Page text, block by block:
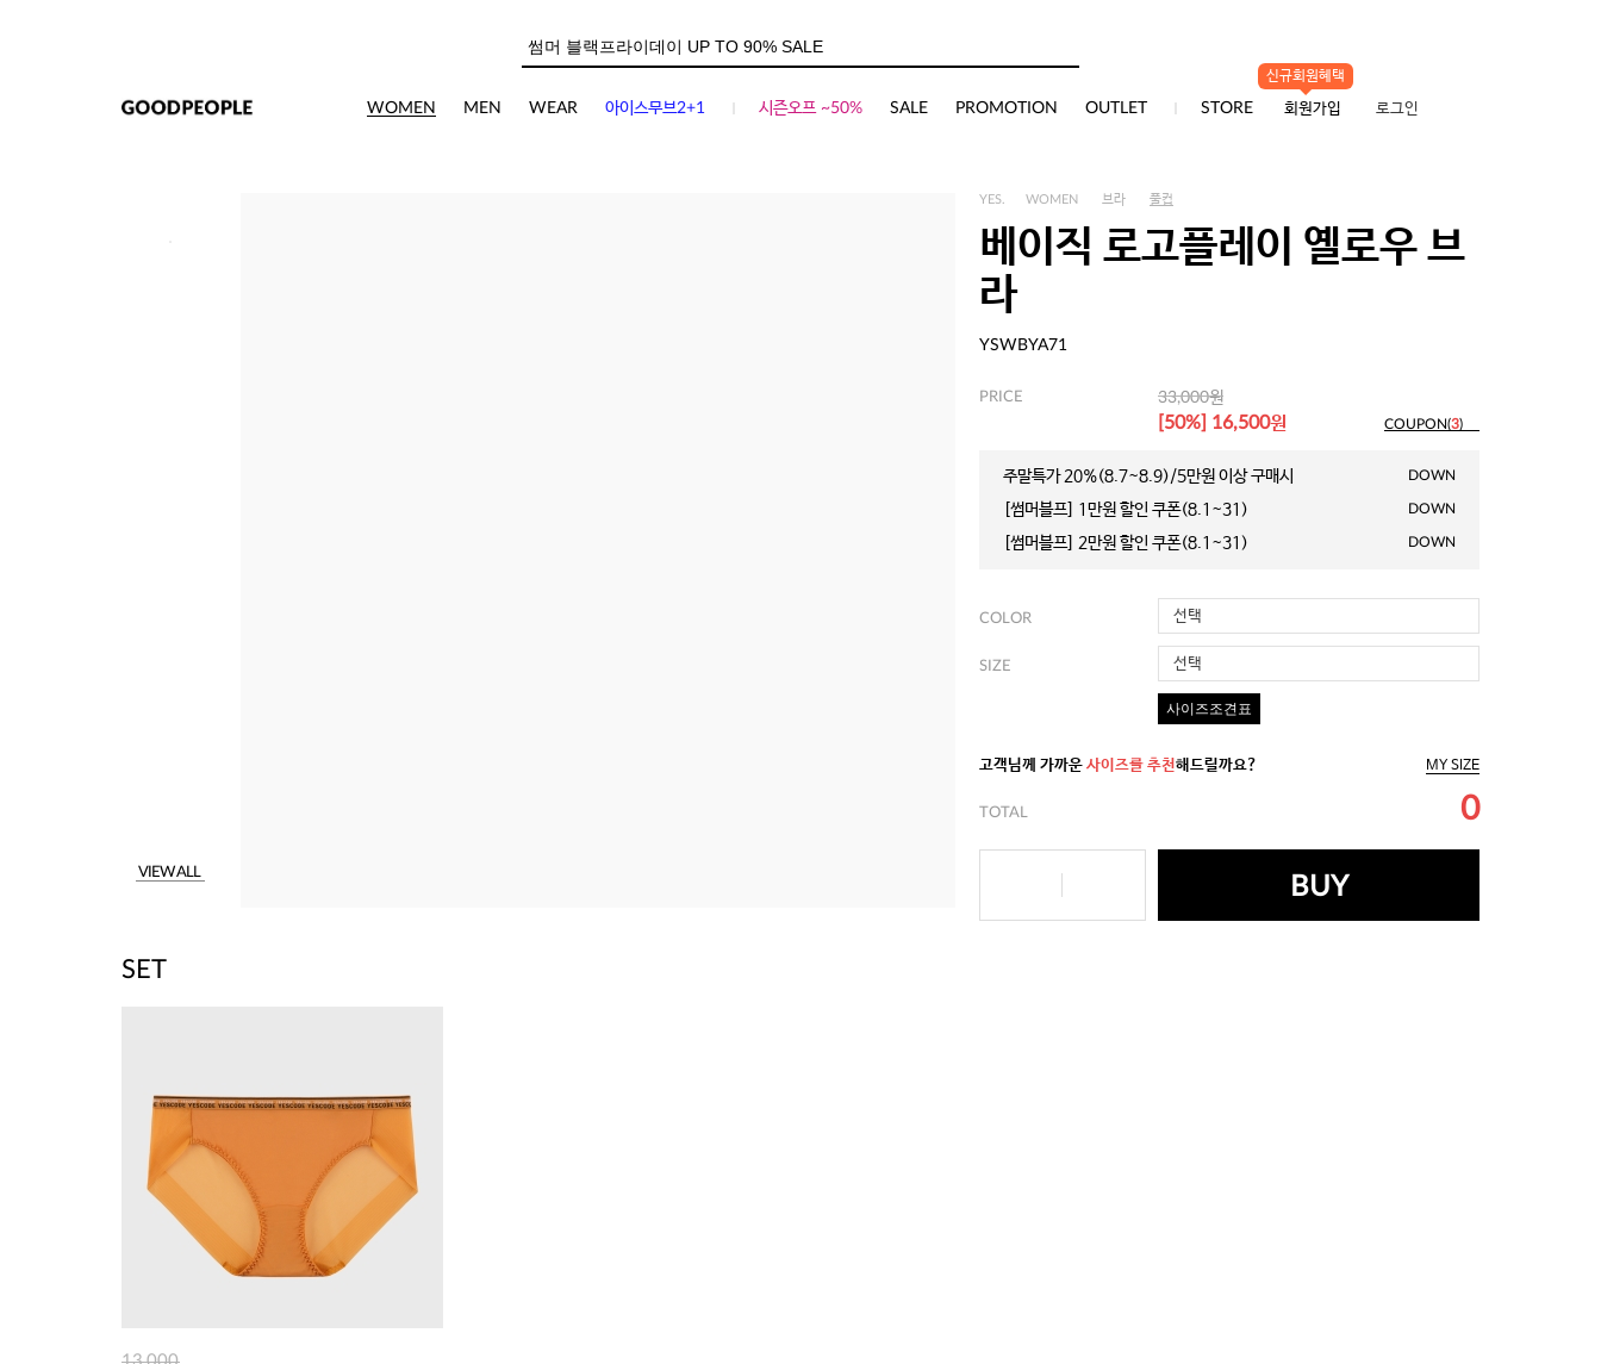
WOMEN MEN WEAR 아이스무브2+1 시즌오프 ~50% SALE PROMOTION OUTLET STORE
신규회원혜택
회원가입 로그인
VIEW ALL
YES. WOMEN 브라 풀컵
베이직 로고플레이 옐로우 브
라
YSWBYA71
PRICE 33,000원
[50%] 16,500원 COUPON(3)
주말특가 20%(8.7~8.9)/5만원 이상 구매시 DOWN
[썸머블프] 1만원 할인 쿠폰(8.1~31) DOWN
[썸머블프] 2만원 할인 쿠폰(8.1~31) DOWN
COLOR 선택
SIZE 선택
사이즈조견표
고객님께 가까운 사이즈를 추천해드릴까요? MY SIZE
TOTAL 0
BUY
SET